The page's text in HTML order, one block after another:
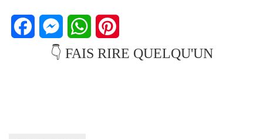
MessengerWhatsAppPinterest
👇 FAIS RIRE QUELQU'UN